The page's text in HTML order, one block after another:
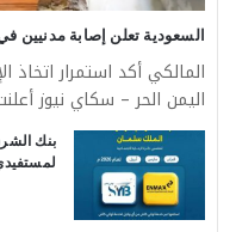
السعودية تعلن إصابة
المالكي أكد استمرار اتخاذ
اليمن الحر – سكاي نيوز
بنك